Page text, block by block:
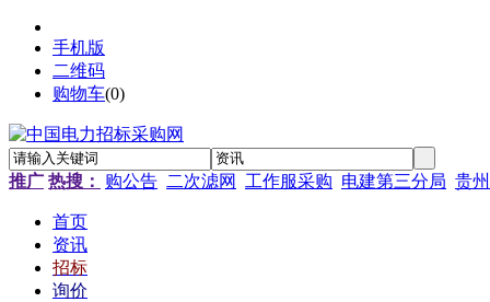
手机版
二维码
购物车(0)
推广 热搜： 购公告 二次滤网 工作服采购 电建第三分局 贵
首页
资讯
招标
询价